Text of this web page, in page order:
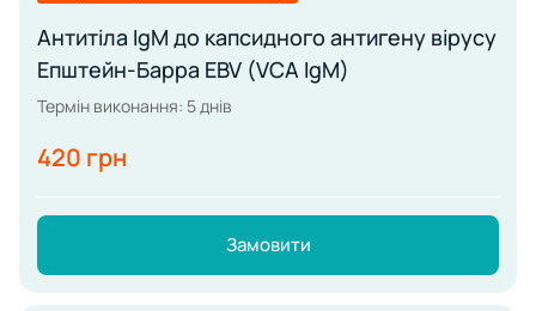
Антитіла IgM до капсидного антигену вірусу
Епштейн-Барра EBV (VCA IgM)
Термін виконання: 5 днів
420 грн
Замовити